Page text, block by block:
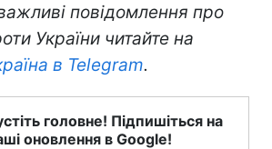
повідомлення про
України читайте на
в Telegram.
головне! Підпишіться на
оновлення в Google!